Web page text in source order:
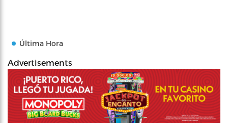
Última Hora
Advertisements